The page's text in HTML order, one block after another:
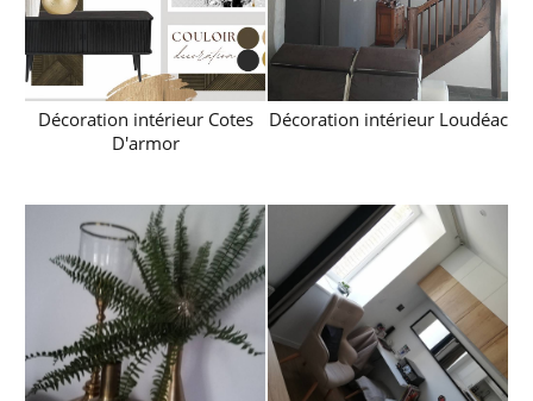
Décoration intérieur Cotes
D'armor
Décoration intérieur Loudéac